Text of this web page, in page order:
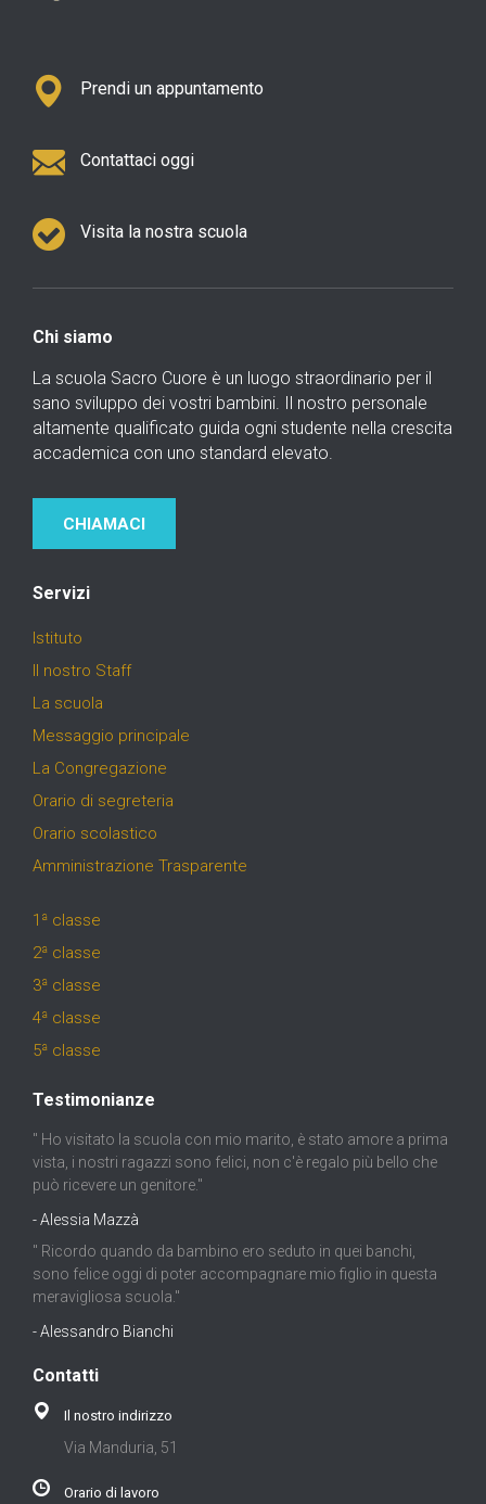
Prendi un appuntamento
Contattaci oggi
Visita la nostra scuola
Chi siamo
La scuola Sacro Cuore è un luogo straordinario per il
sano sviluppo dei vostri bambini. Il nostro personale
altamente qualificato guida ogni studente nella crescita
accademica con uno standard elevato.
CHIAMACI
Servizi
Istituto
Il nostro Staff
La scuola
Messaggio principale
La Congregazione
Orario di segreteria
Orario scolastico
Amministrazione Trasparente
1ª classe
2ª classe
3ª classe
4ª classe
5ª classe
Testimonianze
" Ho visitato la scuola con mio marito, è stato amore a prima
vista, i nostri ragazzi sono felici, non c'è regalo più bello che
può ricevere un genitore."
- Alessia Mazzà
" Ricordo quando da bambino ero seduto in quei banchi,
sono felice oggi di poter accompagnare mio figlio in questa
meravigliosa scuola."
- Alessandro Bianchi
Contatti
Il nostro indirizzo
Via Manduria, 51
Orario di lavoro